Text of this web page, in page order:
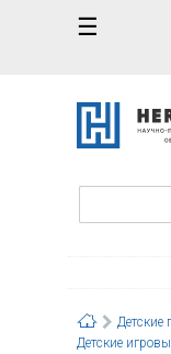
☰
Детские
Детские